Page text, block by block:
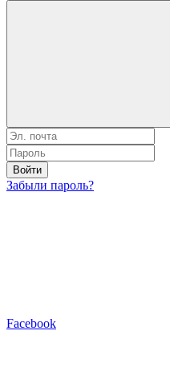
Войти
Забыли пароль?
Facebook